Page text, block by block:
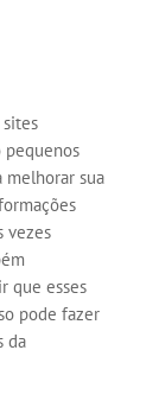
pequenos
melhorar sua
vezes
que esses
pode fazer
da